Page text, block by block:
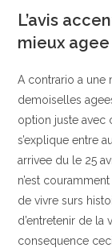
L’avis
mieux agee
A contrario a une
demoiselles
option juste avec
s’explique entre
arrivee du le 25
n’est
de vivre surs
d’entretenir de la
consequence